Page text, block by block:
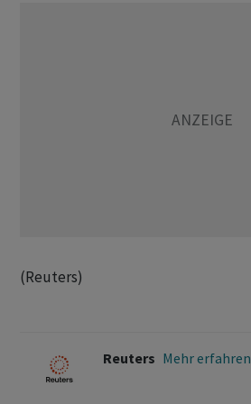
(Reuters)
Reuters Mehr erfahren